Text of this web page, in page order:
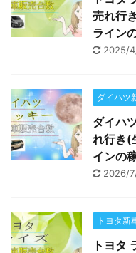
売れ行
ライン
2025/
ダイハツ
ダイハ
れ行き(
インの
2026/
トヨタ新
トヨタ